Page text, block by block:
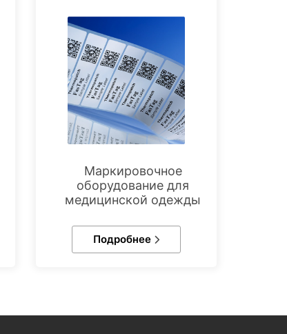
Маркировочное
оборудование для
медицинской одежды
Подробнее